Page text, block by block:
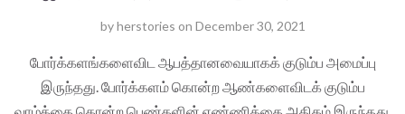
byherstories on December 30, 2021
போர்க்களங்களைவிட ஆபத்தானவையாகக் குடும்ப அமைப்பு
இருந்தது. போர்க்களம் கொன்ற ஆண்களைவிடக் குடும்ப
வாழ்க்கை கொன்ற பெண்களின் எண்ணிக்கை அதிகம் இருந்தது.